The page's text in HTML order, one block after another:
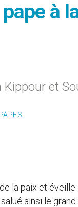
à
Kippour et
PAPES
la paix et
ainsi le